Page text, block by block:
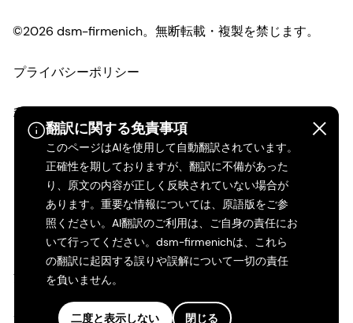
翻訳に関する免責事項
このページはAIを使用して自動翻訳されています。
正確性を期しておりますが、翻訳に不備があった
り、原文の内容が正しく反映されていない場合が
あります。重要な情報については、原語版をご参
照ください。AI翻訳のご利用は、ご自身の責任にお
いて行ってください。dsm-firmenichは、これら
の翻訳に起因する誤りや誤解について一切の責任
を負いません。
二度と表示しない 閉じる
©2026 dsm-firmenich。無断転載・複製を禁じます。
プライバシーポリシー
利用規約
ご利用条件
カリフォルニアの透明性
アクセシビリティ・ステートメント
法的情報
サイトマップ